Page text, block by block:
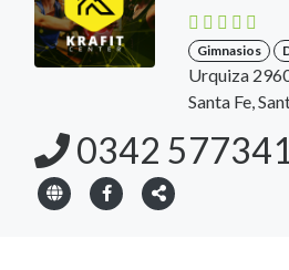
Gimnasios
Urquiza
Santa Fe,
0342